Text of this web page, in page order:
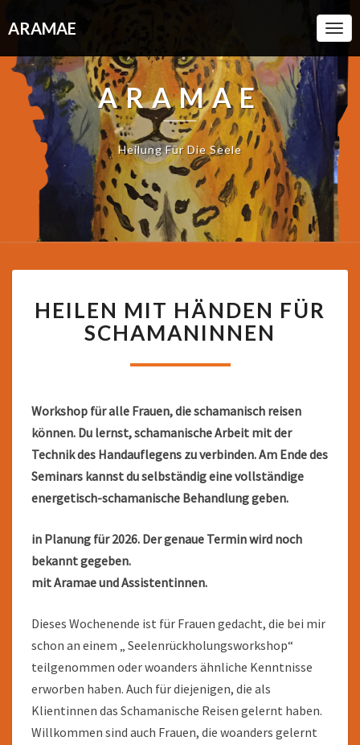
ARAMAE
ARAMAE
Heilung Für Die Seele
MIT
HÄNDEN
FÜR
SCHAMANINNEN
HEILEN MIT HÄNDEN FÜR
SCHAMANINNEN
Workshop für alle Frauen, die schamanisch reisen
können. Du lernst, schamanische Arbeit mit der
Technik des Handauflegens zu verbinden. Am Ende des
Seminars kannst du selbständig eine vollständige
energetisch-schamanische Behandlung geben.
in Planung für 2026. Der genaue Termin wird noch
bekannt gegeben.
mit Aramae und Assistentinnen.
Dieses Wochenende ist für Frauen gedacht, die bei mir
schon an einem „ Seelenrückholungsworkshop“
teilgenommen oder woanders ähnliche Kenntnisse
erworben haben. Auch für diejenigen, die als
Klientinnen das Schamanische Reisen gelernt haben.
Willkommen sind auch Frauen, die woanders gelernt